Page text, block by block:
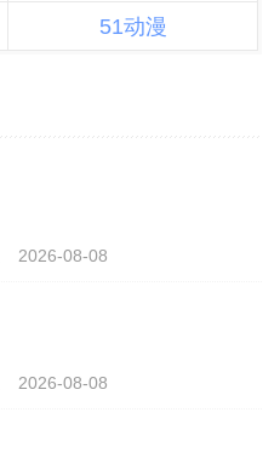
51动漫
2026-08-08
2026-08-08